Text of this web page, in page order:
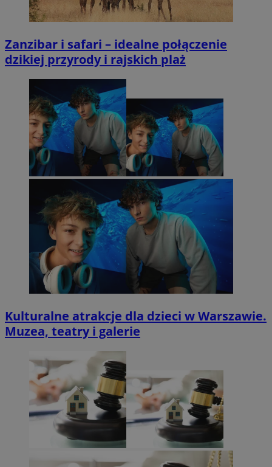
Zanzibar i safari – idealne połączenie
dzikiej przyrody i rajskich plaż
Kulturalne atrakcje dla dzieci w Warszawie.
Muzea, teatry i galerie